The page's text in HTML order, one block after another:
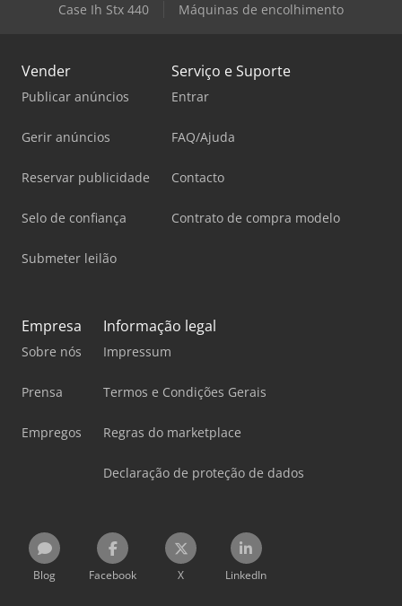
Case Ih Stx 440
Máquinas de encolhimento
Vender
Publicar anúncios
Gerir anúncios
Reservar publicidade
Selo de confiança
Submeter leilão
Serviço e Suporte
Entrar
FAQ/Ajuda
Contacto
Contrato de compra modelo
Empresa
Sobre nós
Prensa
Empregos
Informação legal
Impressum
Termos e Condições Gerais
Regras do marketplace
Declaração de proteção de dados
Blog Facebook X LinkedIn